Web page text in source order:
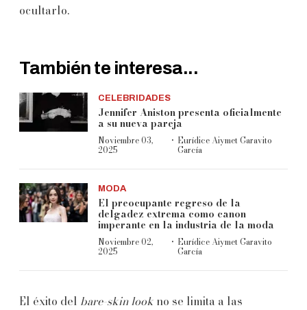
ocultarlo.
También te interesa...
CELEBRIDADES
Jennifer Aniston presenta oficialmente
a su nueva pareja
Noviembre 03,
2025 · Eurídice Aiymet Garavito
García
MODA
El preocupante regreso de la
delgadez extrema como canon
imperante en la industria de la moda
Noviembre 02,
2025 · Eurídice Aiymet Garavito
García
El éxito del bare-skin look no se limita a las